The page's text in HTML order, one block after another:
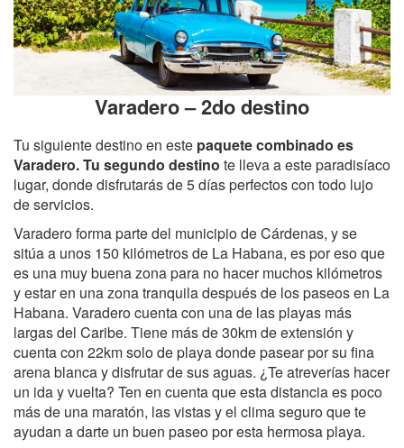
Varadero – 2do destino
Tu siguiente destino en este paquetecombinado es
Varadero. Tu segundo destino te lleva a este paradisíaco
lugar, donde disfrutarás de 5 días perfectos con todo lujo
de servicios.
Varadero forma parte del municipio de Cárdenas, y se
sitúa a unos 150 kilómetros de La Habana, es por eso que
es una muy buena zona para no hacer muchos kilómetros
y estar en una zona tranquila después de los paseos en La
Habana. Varadero cuenta con una de las playas más
largas del Caribe. Tiene más de 30km de extensión y
cuenta con 22km solo de playa donde pasear por su fina
arena blanca y disfrutar de sus aguas. ¿Te atreverías hacer
un ida y vuelta? Ten en cuenta que esta distancia es poco
más de una maratón, las vistas y el clima seguro que te
ayudan a darte un buen paseo por esta hermosa playa.